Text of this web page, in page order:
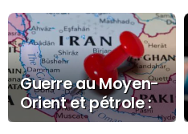
Guerre au Moyen-
Orient et pétrole :
quelles sont les